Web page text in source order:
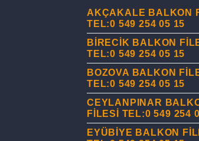
AKÇAKALE BALKON
TEL:0 549 254 05 15
BİRECİK BALKON
TEL:0 549 254 05 15
BOZOVA BALKON
TEL:0 549 254 05 15
CEYLANPINAR
FİLESİ TEL:0 549 254
EYÜBİYE BALKON